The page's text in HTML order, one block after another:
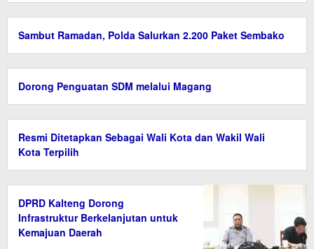
Sambut Ramadan, Polda Salurkan 2.200 Paket Sembako
Dorong Penguatan SDM melalui Magang
Resmi Ditetapkan Sebagai Wali Kota dan Wakil Wali
Kota Terpilih
DPRD Kalteng Dorong
Infrastruktur Berkelanjutan untuk
Kemajuan Daerah